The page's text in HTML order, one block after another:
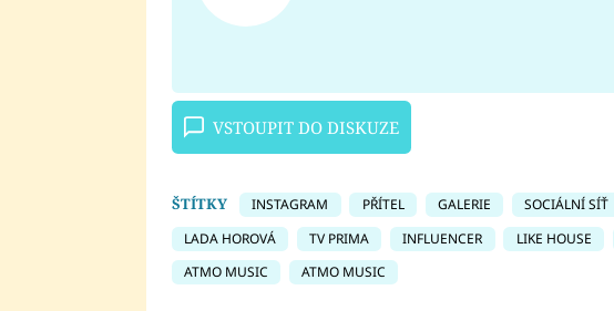
VSTOUPIT DO DISKUZE
ŠTÍTKY INSTAGRAM PŘÍTEL GALERIE SOCIÁLNÍ SÍŤ
LADA HOROVÁ
TV PRIMA INFLUENCER LIKE HOUSE
ATMO MUSIC
ATMO MUSIC